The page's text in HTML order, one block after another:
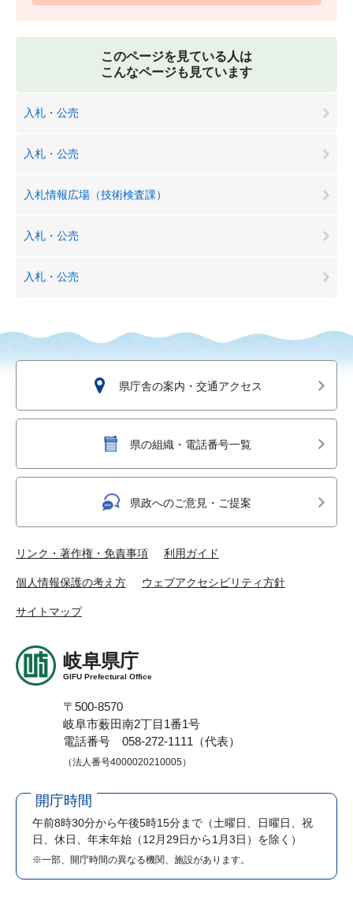
このページを見ている人は
こんなページも見ています
入札・公売
入札・公売
入札情報広場（技術検査課）
入札・公売
入札・公売
県庁舎の案内・交通アクセス
県の組織・電話番号一覧
県政へのご意見・ご提案
リンク・著作権・免責事項 利用ガイド
個人情報保護の考え方 ウェブアクセシビリティ方針
サイトマップ
岐阜県庁
GIFU Prefectural Office
〒500-8570
岐阜市薮田南2丁目1番1号
電話番号 058-272-1111（代表）
（法人番号4000020210005）
開庁時間
午前8時30分から午後5時15分まで （土曜日、日曜日、祝
日、休日、年末年始（12月29日から1月3日）を除く）
※一部、開庁時間の異なる機関、施設があります。